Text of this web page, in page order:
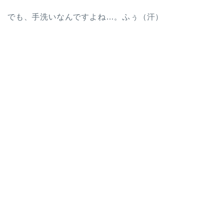
でも、手洗いなんですよね…。ふぅ（汗）